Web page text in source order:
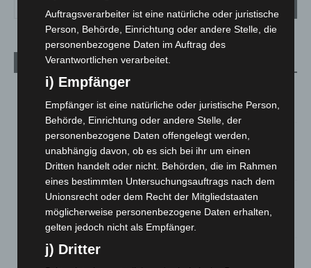
Aktuelle Beiträge
M’era Luna 2026: 25.000 Fans feiern in Hildesheim
10. August 2026
Kunst trifft Weingenuss: Barbara-Susann Mehring zeigt ihre
Werke im Jacques’ Wein-Depot Isernhagen
8. August 2026
A2: Zweite Turbobaustelle startet zwischen Hannover-West
und Bothfeld
8. August 2026
Niedersachsen: Feuerwehrkräfte kehren nach
Auftragsverarbeiter ist eine natürliche oder juristische
Person, Behörde, Einrichtung oder andere Stelle, die
personenbezogene Daten im Auftrag des
Verantwortlichen verarbeitet.
i) Empfänger
Empfänger ist eine natürliche oder juristische Person,
Behörde, Einrichtung oder andere Stelle, der
personenbezogene Daten offengelegt werden,
unabhängig davon, ob es sich bei ihr um einen
Dritten handelt oder nicht. Behörden, die im Rahmen
eines bestimmten Untersuchungsauftrags nach dem
Unionsrecht oder dem Recht der Mitgliedstaaten
möglicherweise personenbezogene Daten erhalten,
gelten jedoch nicht als Empfänger.
j) Dritter